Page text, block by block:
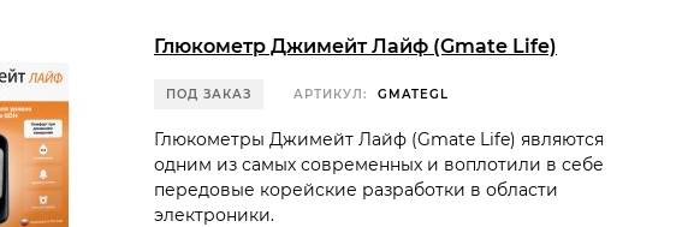
Глюкометр Джимейт Лайф (Gmate Life)
ПОД ЗАКАЗ АРТИКУЛ: GMATEGL
Глюкометры Джимейт Лайф (Gmate Life) являются
одним из самых современных и воплотили в себе
передовые корейские разработки в области
электроники.